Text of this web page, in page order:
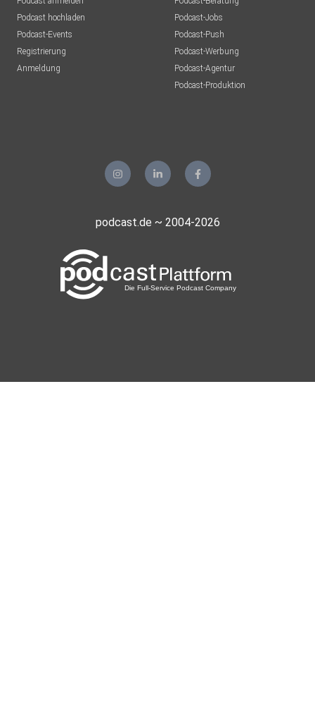
Podcast hochladen
Podcast-Events
Registrierung
Anmeldung
Podcast-Jobs
Podcast-Push
Podcast-Werbung
Podcast-Agentur
Podcast-Produktion
podcast.de ~ 2004-2026